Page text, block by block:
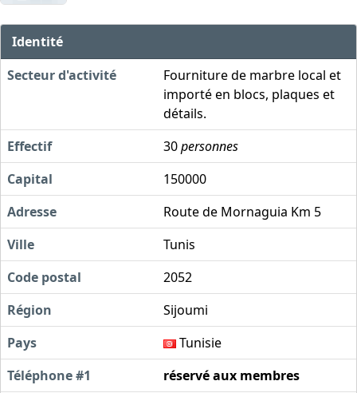
Identité
Secteur d'activité
Fourniture de marbre local et
importé en blocs, plaques et
détails.
Effectif
30personnes
Capital
150000
Adresse
Route de Mornaguia Km 5
Ville
Tunis
Code postal
2052
Région
Sijoumi
Pays
Tunisie
Téléphone #1
réservé aux membres